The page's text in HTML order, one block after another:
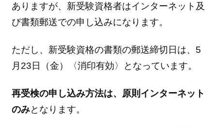
ありますが、新受験資格者はインターネット及
び書類郵送での申し込みになります。
ただし、新受験資格の書類の郵送締切日は、5
月23日（金）〈消印有効〉となっています。
再受検の申し込み方法は、原則インターネット
のみとなります。